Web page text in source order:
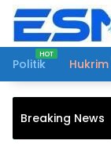
Langsung
konten
Politik
Hukrim
Breaking News
BPPP Bitung
Masyarakat
Publik